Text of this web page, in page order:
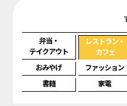
弁当・
テイクアウト
レストラン・
カフェ
おみやげ ファッション
書籍
家電